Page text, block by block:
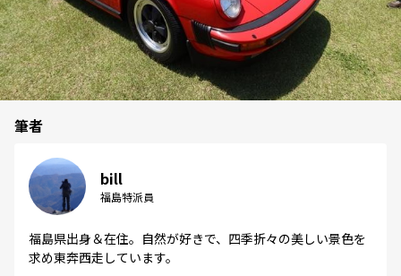
筆者
bill
福島特派員
福島県出身＆在住。自然が好きで、四季折々の美しい景色を
求め東奔西走しています。